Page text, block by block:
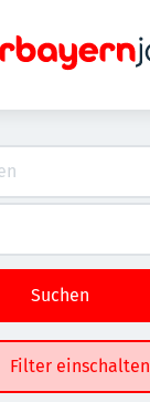
Suchen
Filter einschalten